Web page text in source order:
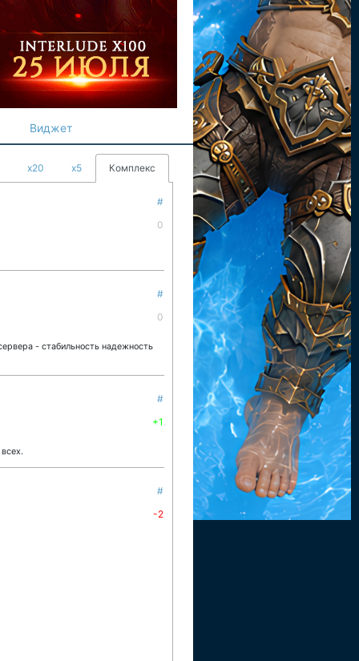
Виджет
x20 x5 Комплекс
#
0
#
0
- стабильность надежность
#
+1
#
-2